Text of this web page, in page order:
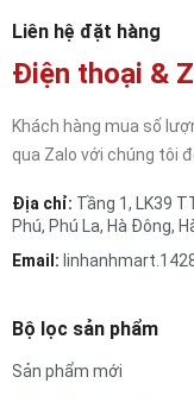
Liên hệ đặt hàng
Điện thoại &
Khách hàng mua số
qua Zalo với chúng tôi
Địa chỉ: Tầng 1, LK39
Phú, Phú La, Hà Đông,
Email:
Bộ lọc sản phẩm
Sản phẩm mới